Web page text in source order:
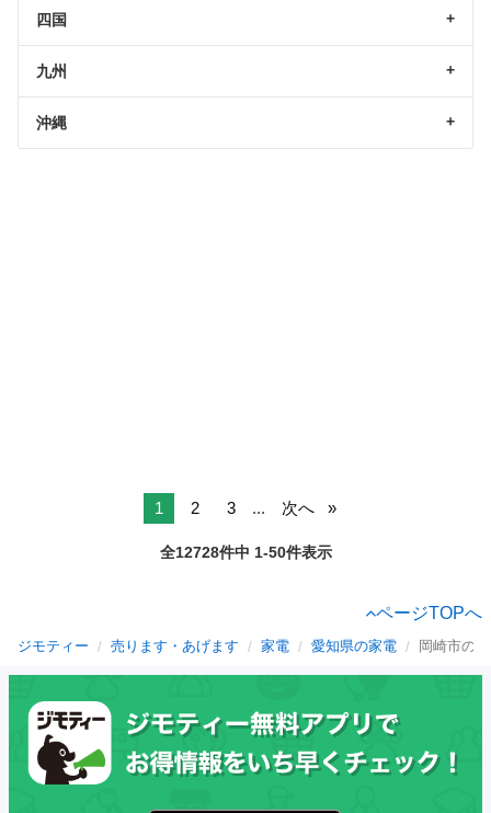
四国
九州
沖縄
1 2 3 ... 次へ
全12728件中 1-50件表示
ページTOPへ
ジモティー 売ります・あげます 家電 愛知県の家電 岡崎市の